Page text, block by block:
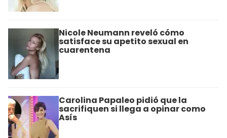
Nicole Neumann reveló cómo
satisface su apetito sexual en
cuarentena
Carolina Papaleo pidió que la
sacrifiquen si llega a opinar como
Asís